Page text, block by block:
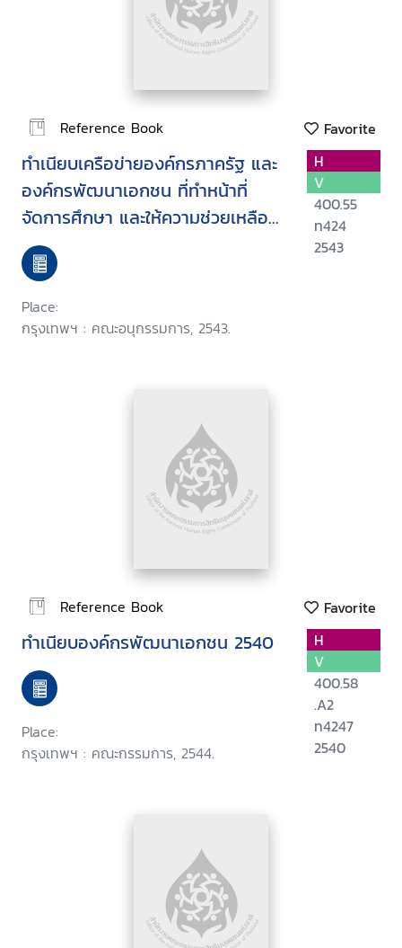
Reference Book Favorite
ทำเนียบเครือข่ายองค์กรภาครัฐ และ
องค์กรพัฒนาเอกชน ที่ทำหน้าที่
จัดการศึกษา และให้ความช่วยเหลือผู้
ด้อยโอกาส
Place:
กรุงเทพฯ : คณะอนุกรรมการ, 2543.
H
V
400.55
ท424
2543
Reference Book Favorite
ทำเนียบองค์กรพัฒนาเอกชน 2540
Place:
กรุงเทพฯ : คณะกรรมการ, 2544.
H
V
400.58
.A2
ท4247
2540